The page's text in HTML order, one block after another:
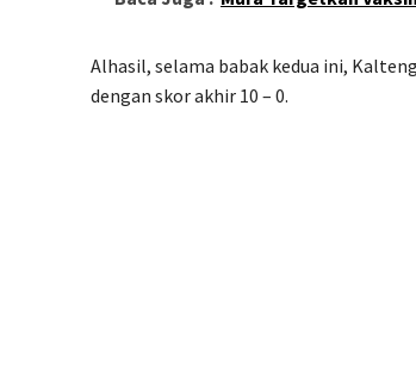
Alhasil, selama babak kedua ini,
dengan skor akhir 10 – 0.